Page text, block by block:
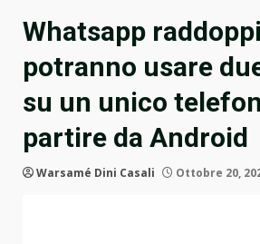
Whatsapp
potranno usare
su un unico
partire da Android
Warsamé Dini Casali Ottobre 20,